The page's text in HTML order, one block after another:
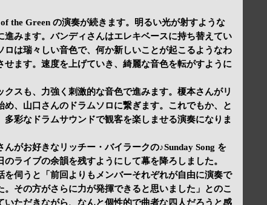
the Green の演奏が続きます。明るい光が射すような
進みます。バンディさんはエレキベースに持ち替えてい
ロは瑞々しい音色で、何か新しいことが起こるようなわ
せます。速度を上げていき、綺麗な音色を転がすように
スも、力強く刺激的な音色で進みます。榎本さんがリ
め、山口さんのドラムソロに繋ぎます。これでもか、と
多彩なドラムサウンドで観客を楽しませる演奏になりま
がお好きなリッチー・バイラークの♪Sunday Song を
のライブの余韻を残すようにして幕を降ろしました。
を伺うと「前回よりもメンバーそれぞれが自由に演奏で
。その方がさらに力が発揮できると思いました」とのこ
いただきながら、なんと個性的で曲者な四人だろうと感